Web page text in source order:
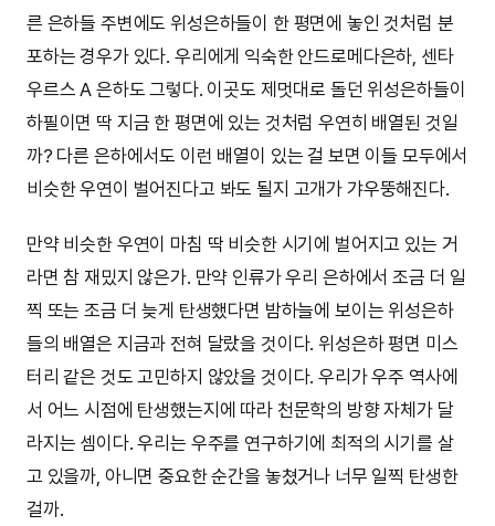
른 은하들 주변에도 위성은하들이 한 평면에 놓인 것처럼 분
포하는 경우가 있다. 우리에게 익숙한 안드로메다은하, 센타
우르스 A 은하도 그렇다. 이곳도 제멋대로 돌던 위성은하들이
하필이면 딱 지금 한 평면에 있는 것처럼 우연히 배열된 것일
까? 다른 은하에서도 이런 배열이 있는 걸 보면 이들 모두에서
비슷한 우연이 벌어진다고 봐도 될지 고개가 갸우뚱해진다.
만약 비슷한 우연이 마침 딱 비슷한 시기에 벌어지고 있는 거
라면 참 재밌지 않은가. 만약 인류가 우리 은하에서 조금 더 일
찍 또는 조금 더 늦게 탄생했다면 밤하늘에 보이는 위성은하
들의 배열은 지금과 전혀 달랐을 것이다. 위성은하 평면 미스
터리 같은 것도 고민하지 않았을 것이다. 우리가 우주 역사에
서 어느 시점에 탄생했는지에 따라 천문학의 방향 자체가 달
라지는 셈이다. 우리는 우주를 연구하기에 최적의 시기를 살
고 있을까, 아니면 중요한 순간을 놓쳤거나 너무 일찍 탄생한
걸까.